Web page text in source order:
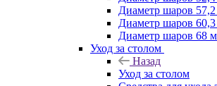
Диаметр шаров
Диаметр шаров
Диаметр шаров 68
Уход за столом
Назад
Уход за столом